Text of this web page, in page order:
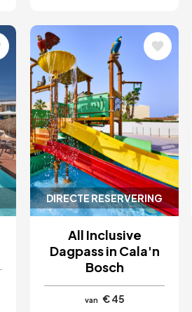
DIRECTE RESERVERING
Afbeelding
All Inclusive
Dagpass in Cala'n
Bosch
van € 45